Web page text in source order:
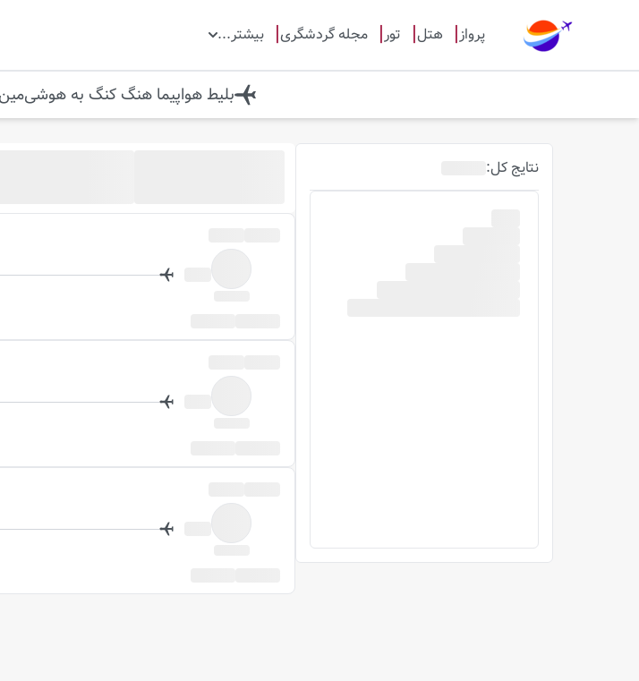
پرواز هتل تور مجله گردشگری بیشتر...
بلیط هواپیما هنگ کنگ به هوشی‌مین
نتایج کل: